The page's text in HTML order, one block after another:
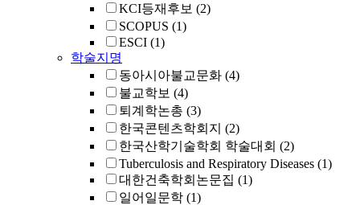
KCI등재후보 (2)
SCOPUS (1)
ESCI (1)
학술지명
동아시아불교문화 (4)
불교학보 (4)
퇴계학논총 (3)
한국콘텐츠학회지 (2)
한국산학기술학회 학술대회 (2)
Tuberculosis and Respiratory Diseases (1)
대한건축학회논문집 (1)
일어일문학 (1)